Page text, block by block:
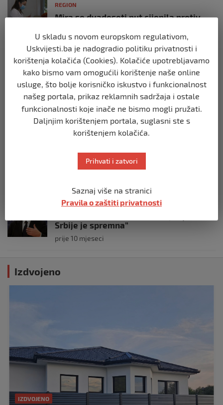
REGION
Mira se dvadeseti put cijepila protiv
prije 10 mjeseci
REGION
Predsjednik Srbije Aleksandar Vučić
poslao vijenac: Posljednji pozdrav
Halidu
prije 10 mjeseci
REGION
roditelji zvali hitnu i policiju: “Došli su
uhapsiti kozu”
REGION
Srbije je spremna”
prije 10 mjeseci
Izdvojeno
IZDVOJENO
U skladu s novom europskom regulativom,
Uskvijesti.ba je nadogradio politiku privatnosti i
korištenja kolačića (Cookies). Kolačiće upotrebljavamo
kako bismo vam omogućili korištenje naše online
usluge, što bolje korisničko iskustvo i funkcionalnost
našeg portala, prikaz reklamnih sadržaja i ostale
funkcionalnosti koje inače ne bismo mogli pružati.
Daljnjim korištenjem portala, suglasni ste s
korištenjem kolačića.
Prihvati i zatvori
Saznaj više na stranici
Pravila o zaštiti privatnosti